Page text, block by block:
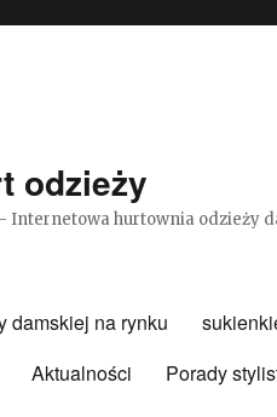
odzieży
Internetowa hurtownia odzieży
damskiej na rynku
Aktualności Porady